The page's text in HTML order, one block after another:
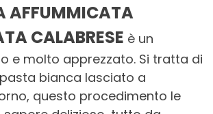
AFFUMMICATA
CALABRESE è un
e molto apprezzato. Si tratta di
bianca lasciato a
questo procedimento le